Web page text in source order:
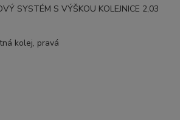
SYSTÉM S VÝŠKOU KOLEJNICE 2,03
kolej, pravá